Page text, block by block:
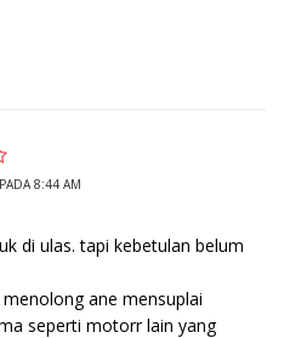
8:44 AM
di ulas. tapi kebetulan belum
ane mensuplai
seperti motorr lain yang